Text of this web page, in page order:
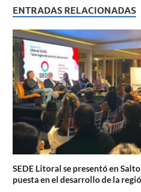
s
A
p
p
b
o
o
k
p
r
ENTRADAS RELACIONADAS
SEDE Litoral se presentó en
puesta en el desarrollo de la